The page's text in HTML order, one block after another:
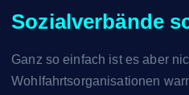
Sozialverbände
Ganz so einfach ist es aber
Wohlfahrtsorganisationen